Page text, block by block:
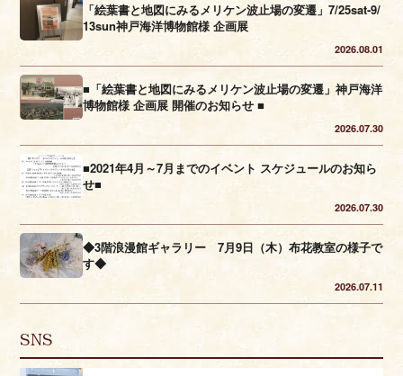
「絵葉書と地図にみるメリケン波止場の変遷」7/25sat-9/
13sun神戸海洋博物館様 企画展
2026.08.01
■「絵葉書と地図にみるメリケン波止場の変遷」神戸海洋
博物館様 企画展 開催のお知らせ ■
2026.07.30
■2021年4月～7月までのイベント スケジュールのお知ら
せ■
2026.07.30
◆3階浪漫館ギャラリー 7月9日（木）布花教室の様子で
す◆
2026.07.11
SNS